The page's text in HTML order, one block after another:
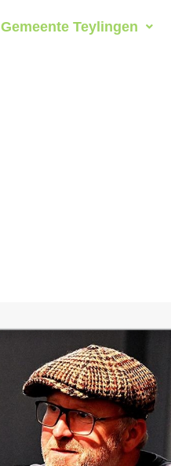
Gemeente Teylingen